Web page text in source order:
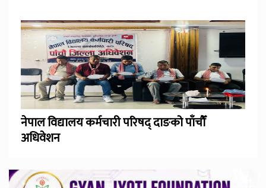
नेपाल विद्यालय कर्मचारी परिषद् दाङको पाँचौँ
अधिवेशन